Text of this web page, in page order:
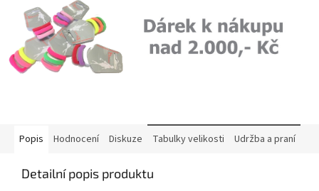
Popis Hodnocení Diskuze Tabulky velikosti Udržba a praní
Detailní popis produktu